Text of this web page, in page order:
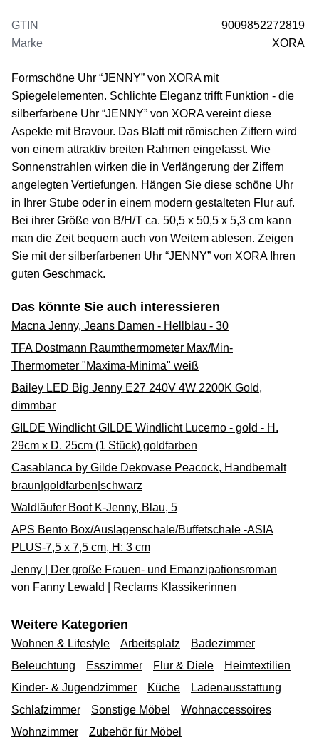
GTIN
9009852272819
Marke
XORA
Formschöne Uhr “JENNY” von XORA mit
Spiegelelementen. Schlichte Eleganz trifft Funktion - die
silberfarbene Uhr “JENNY” von XORA vereint diese
Aspekte mit Bravour. Das Blatt mit römischen Ziffern wird
von einem attraktiv breiten Rahmen eingefasst. Wie
Sonnenstrahlen wirken die in Verlängerung der Ziffern
angelegten Vertiefungen. Hängen Sie diese schöne Uhr
in Ihrer Stube oder in einem modern gestalteten Flur auf.
Bei ihrer Größe von B/H/T ca. 50,5 x 50,5 x 5,3 cm kann
man die Zeit bequem auch von Weitem ablesen. Zeigen
Sie mit der silberfarbenen Uhr “JENNY” von XORA Ihren
guten Geschmack.
Das könnte Sie auch interessieren
Macna Jenny, Jeans Damen - Hellblau - 30
TFA Dostmann Raumthermometer Max/Min-
Thermometer "Maxima-Minima" weiß
Bailey LED Big Jenny E27 240V 4W 2200K Gold,
dimmbar
GILDE Windlicht GILDE Windlicht Lucerno - gold - H.
29cm x D. 25cm (1 Stück) goldfarben
Casablanca by Gilde Dekovase Peacock, Handbemalt
braun|goldfarben|schwarz
Waldläufer Boot K-Jenny, Blau, 5
APS Bento Box/Auslagenschale/Buffetschale -ASIA
PLUS-7,5 x 7,5 cm, H: 3 cm
Jenny | Der große Frauen- und Emanzipationsroman
von Fanny Lewald | Reclams Klassikerinnen
Weitere Kategorien
Wohnen & Lifestyle Arbeitsplatz
Badezimmer
Beleuchtung
Esszimmer Flur & Diele
Heimtextilien
Kinder- & Jugendzimmer
Küche
Ladenausstattung
Schlafzimmer
Sonstige Möbel
Wohnaccessoires
Wohnzimmer
Zubehör für Möbel